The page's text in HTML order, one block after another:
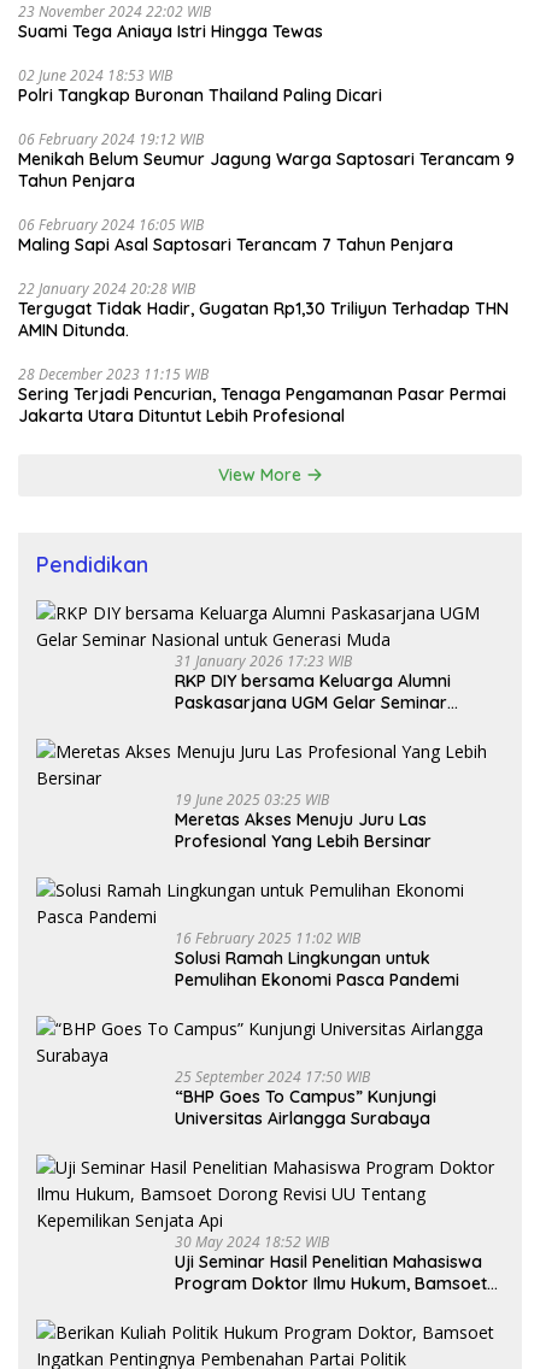
23 November 2024 22:02 WIB
Suami Tega Aniaya Istri Hingga Tewas
02 June 2024 18:53 WIB
Polri Tangkap Buronan Thailand Paling Dicari
06 February 2024 19:12 WIB
Menikah Belum Seumur Jagung Warga Saptosari Terancam 9
Tahun Penjara
06 February 2024 16:05 WIB
Maling Sapi Asal Saptosari Terancam 7 Tahun Penjara
22 January 2024 20:28 WIB
Tergugat Tidak Hadir, Gugatan Rp1,30 Triliyun Terhadap THN
AMIN Ditunda.
28 December 2023 11:15 WIB
Sering Terjadi Pencurian, Tenaga Pengamanan Pasar Permai
Jakarta Utara Dituntut Lebih Profesional
View More
Pendidikan
31 January 2026 17:23 WIB
RKP DIY bersama Keluarga Alumni
Paskasarjana UGM Gelar Seminar
19 June 2025 03:25 WIB
Meretas Akses Menuju Juru Las
Profesional Yang Lebih Bersinar
16 February 2025 11:02 WIB
Solusi Ramah Lingkungan untuk
Pemulihan Ekonomi Pasca Pandemi
25 September 2024 17:50 WIB
“BHP Goes To Campus” Kunjungi
Universitas Airlangga Surabaya
30 May 2024 18:52 WIB
Uji Seminar Hasil Penelitian Mahasiswa
Program Doktor Ilmu Hukum, Bamsoet
Senjata Api